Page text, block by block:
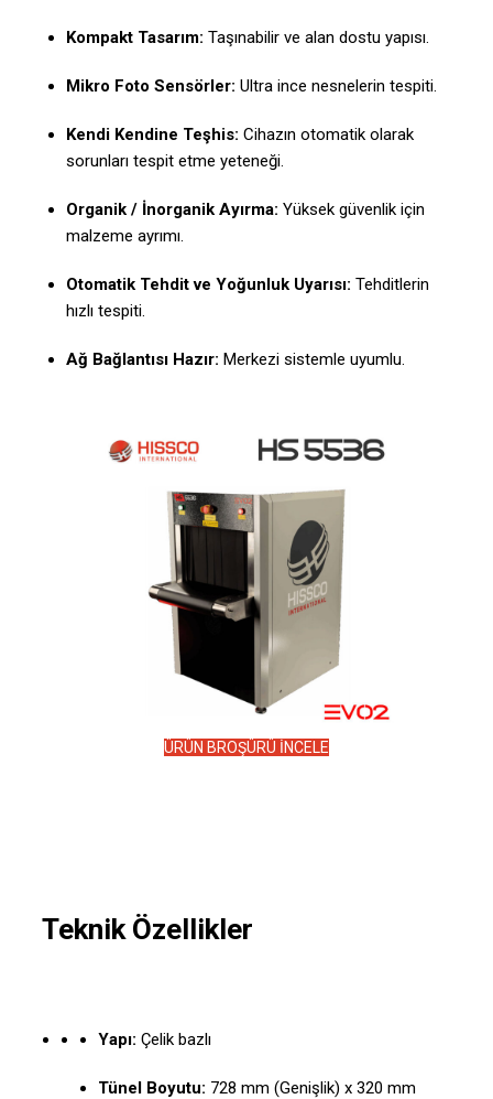
Kompakt Tasarım: Taşınabilir ve alan dostu yapısı.
Mikro Foto Sensörler: Ultra ince nesnelerin tespiti.
Kendi Kendine Teşhis: Cihazın otomatik olarak
sorunları tespit etme yeteneği.
Organik / İnorganik Ayırma: Yüksek güvenlik için
malzeme ayrımı.
Otomatik Tehdit ve Yoğunluk Uyarısı: Tehditlerin
hızlı tespiti.
Ağ Bağlantısı Hazır: Merkezi sistemle uyumlu.
ÜRÜN BROŞÜRÜ İNCELE
Teknik Özellikler
Yapı: Çelik bazlı
Tünel Boyutu: 728 mm (Genişlik) x 320 mm